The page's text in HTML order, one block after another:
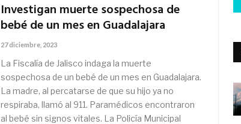
Investigan muerte sospechosa de
bebé de un mes en Guadalajara
27 diciembre, 2023
La Fiscalía de Jalisco indaga la muerte
sospechosa de un bebé de un mes en Guadalajara.
La madre, al percatarse de que su hijo ya no
respiraba, llamó al 911. Paramédicos encontraron
al bebé sin signos vitales. La Policía Municipal